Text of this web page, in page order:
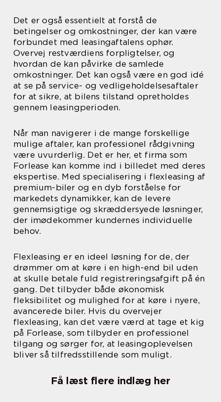
Det er også essentielt at forstå de
betingelser og omkostninger, der kan være
forbundet med leasingaftalens ophør.
Overvej restværdiens forpligtelser, og
hvordan de kan påvirke de samlede
omkostninger. Det kan også være en god idé
at se på service- og vedligeholdelsesaftaler
for at sikre, at bilens tilstand opretholdes
gennem leasingperioden.
Når man navigerer i de mange forskellige
mulige aftaler, kan professionel rådgivning
være uvurderlig. Det er her, et firma som
Forlease kan komme ind i billedet med deres
ekspertise. Med specialisering i flexleasing af
premium-biler og en dyb forståelse for
markedets dynamikker, kan de levere
gennemsigtige og skræddersyede løsninger,
der imødekommer kundernes individuelle
behov.
Flexleasing er en ideel løsning for de, der
drømmer om at køre i en high-end bil uden
at skulle betale fuld registreringsafgift på én
gang. Det tilbyder både økonomisk
fleksibilitet og mulighed for at køre i nyere,
avancerede biler. Hvis du overvejer
flexleasing, kan det være værd at tage et kig
på Forlease, som tilbyder en professionel
tilgang og sørger for, at leasingoplevelsen
bliver så tilfredsstillende som muligt.
Få læst flere indlæg her